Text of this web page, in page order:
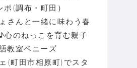
(調布・町田）
さんと一緒に味わう春
心のねっこを育む親子
教室ベニーズ
(町田市相原町)でスタ